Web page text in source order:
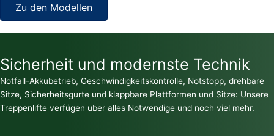
Zu den Modellen
Sicherheit und modernste Technik
Notfall-Akkubetrieb, Geschwindigkeitskontrolle, Notstopp, drehbare
Sitze, Sicherheitsgurte und klappbare Plattformen und Sitze: Unsere
Treppenlifte verfügen über alles Notwendige und noch viel mehr.